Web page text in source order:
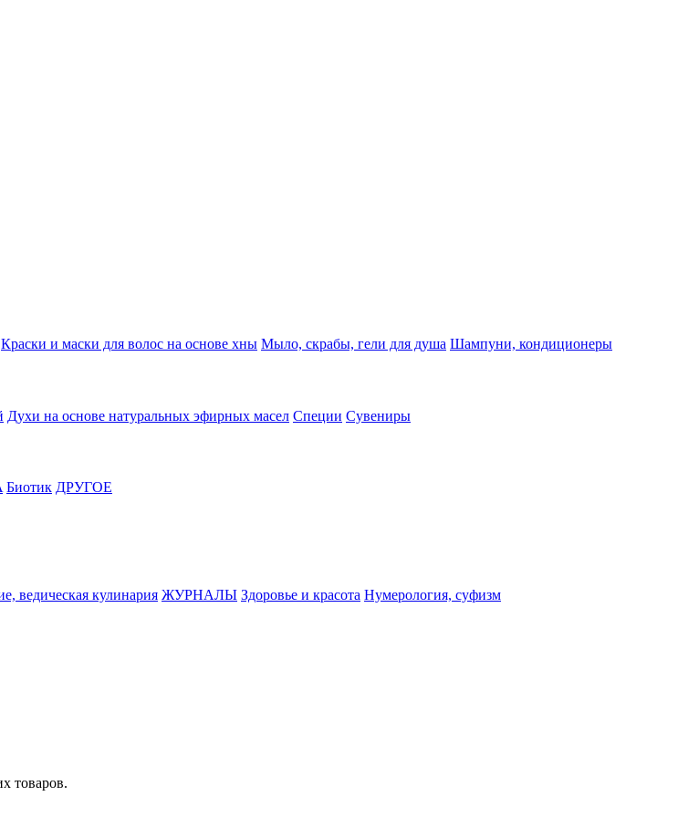
Краски и маски для волос на основе хны Мыло, скрабы, гели для душа Шампуни, кондиционеры
Духи на основе натуральных эфирных масел Специи Сувениры
Биотик ДРУГОЕ
ведическая кулинария ЖУРНАЛЫ Здоровье и красота Нумерология, суфизм
товаров.